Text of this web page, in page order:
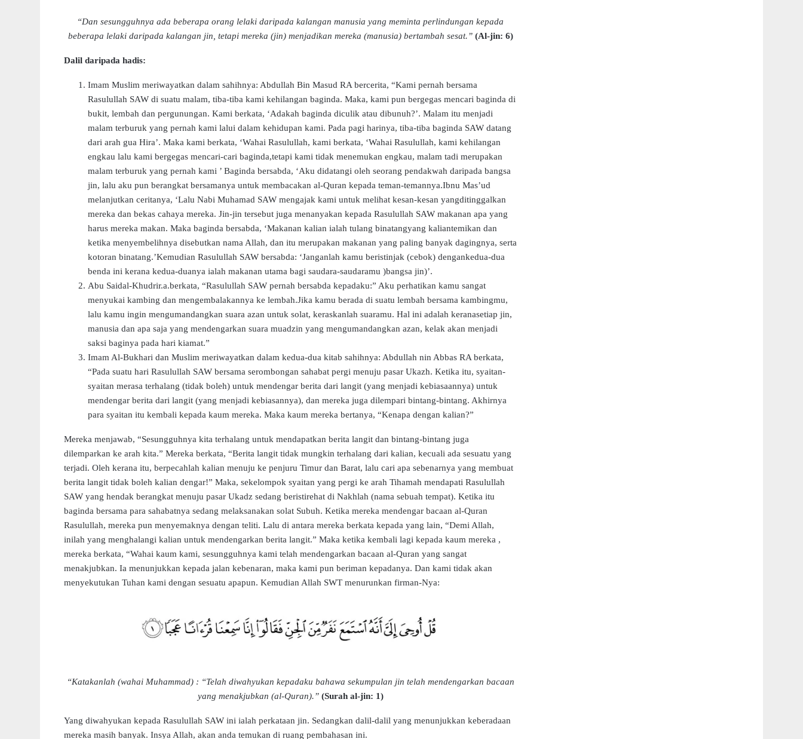
“Dan sesungguhnya ada beberapa orang lelaki daripada kalangan manusia yang meminta perlindungan kepada
beberapa lelaki daripada kalangan jin, tetapi mereka (jin) menjadikan mereka (manusia) bertambah sesat.” (Al-jin: 6)
Dalil daripada hadis:
Imam Muslim meriwayatkan dalam sahihnya: Abdullah Bin Masud RA bercerita, “Kami pernah bersama
Rasulullah SAW di suatu malam, tiba-tiba kami kehilangan baginda. Maka, kami pun bergegas mencari baginda di
bukit, lembah dan pergunungan. Kami berkata, ‘Adakah baginda diculik atau dibunuh?’. Malam itu menjadi
malam terburuk yang pernah kami lalui dalam kehidupan kami. Pada pagi harinya, tiba-tiba baginda SAW datang
dari arah gua Hira’. Maka kami berkata, ‘Wahai Rasulullah, kami berkata, ‘Wahai Rasulullah, kami kehilangan
engkau lalu kami bergegas mencari-cari baginda,tetapi kami tidak menemukan engkau, malam tadi merupakan
malam terburuk yang pernah kami ’ Baginda bersabda, ‘Aku didatangi oleh seorang pendakwah daripada bangsa
jin, lalu aku pun berangkat bersamanya untuk membacakan al-Quran kepada teman-temannya.Ibnu Mas’ud
melanjutkan ceritanya, ‘Lalu Nabi Muhamad SAW mengajak kami untuk melihat kesan-kesan yangditinggalkan
mereka dan bekas cahaya mereka. Jin-jin tersebut juga menanyakan kepada Rasulullah SAW makanan apa yang
harus mereka makan. Maka baginda bersabda, ‘Makanan kalian ialah tulang binatangyang kaliantemikan dan
ketika menyembelihnya disebutkan nama Allah, dan itu merupakan makanan yang paling banyak dagingnya, serta
kotoran binatang.’Kemudian Rasulullah SAW bersabda: ‘Janganlah kamu beristinjak (cebok) dengankedua-dua
benda ini kerana kedua-duanya ialah makanan utama bagi saudara-saudaramu )bangsa jin)’.
Abu Saidal-Khudrir.a.berkata, “Rasulullah SAW pernah bersabda kepadaku:” Aku perhatikan kamu sangat
menyukai kambing dan mengembalakannya ke lembah.Jika kamu berada di suatu lembah bersama kambingmu,
lalu kamu ingin mengumandangkan suara azan untuk solat, keraskanlah suaramu. Hal ini adalah keranasetiap jin,
manusia dan apa saja yang mendengarkan suara muadzin yang mengumandangkan azan, kelak akan menjadi
saksi baginya pada hari kiamat.”
Imam Al-Bukhari dan Muslim meriwayatkan dalam kedua-dua kitab sahihnya: Abdullah nin Abbas RA berkata,
“Pada suatu hari Rasulullah SAW bersama serombongan sahabat pergi menuju pasar Ukazh. Ketika itu, syaitan-
syaitan merasa terhalang (tidak boleh) untuk mendengar berita dari langit (yang menjadi kebiasaannya) untuk
mendengar berita dari langit (yang menjadi kebiasannya), dan mereka juga dilempari bintang-bintang. Akhirnya
para syaitan itu kembali kepada kaum mereka. Maka kaum mereka bertanya, “Kenapa dengan kalian?”
Mereka menjawab, “Sesungguhnya kita terhalang untuk mendapatkan berita langit dan bintang-bintang juga
dilemparkan ke arah kita.” Mereka berkata, “Berita langit tidak mungkin terhalang dari kalian, kecuali ada sesuatu yang
terjadi. Oleh kerana itu, berpecahlah kalian menuju ke penjuru Timur dan Barat, lalu cari apa sebenarnya yang membuat
berita langit tidak boleh kalian dengar!” Maka, sekelompok syaitan yang pergi ke arah Tihamah mendapati Rasulullah
SAW yang hendak berangkat menuju pasar Ukadz sedang beristirehat di Nakhlah (nama sebuah tempat). Ketika itu
baginda bersama para sahabatnya sedang melaksanakan solat Subuh. Ketika mereka mendengar bacaan al-Quran
Rasulullah, mereka pun menyemaknya dengan teliti. Lalu di antara mereka berkata kepada yang lain, “Demi Allah,
inilah yang menghalangi kalian untuk mendengarkan berita langit.” Maka ketika kembali lagi kepada kaum mereka ,
mereka berkata, “Wahai kaum kami, sesungguhnya kami telah mendengarkan bacaan al-Quran yang sangat
menakjubkan. Ia menunjukkan kepada jalan kebenaran, maka kami pun beriman kepadanya. Dan kami tidak akan
menyekutukan Tuhan kami dengan sesuatu apapun. Kemudian Allah SWT menurunkan firman-Nya:
“Katakanlah (wahai Muhammad) : “Telah diwahyukan kepadaku bahawa sekumpulan jin telah mendengarkan bacaan
yang menakjubkan (al-Quran).” (Surah al-jin: 1)
Yang diwahyukan kepada Rasulullah SAW ini ialah perkataan jin. Sedangkan dalil-dalil yang menunjukkan keberadaan
mereka masih banyak. Insya Allah, akan anda temukan di ruang pembahasan ini.